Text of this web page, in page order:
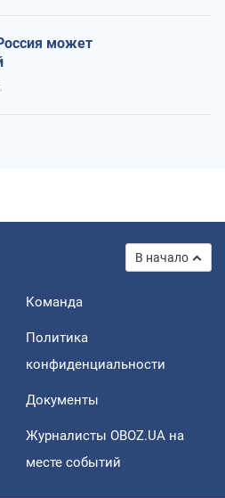
может
В начало
Команда
Политика
конфиденциальности
Документы
Журналисты OBOZ.UA на
месте событий